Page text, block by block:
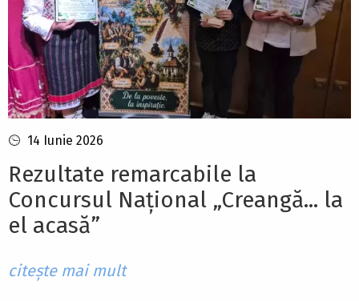
14 Iunie 2026
Rezultate remarcabile la
Concursul Național „Creangă... la
el acasă”
citește mai mult